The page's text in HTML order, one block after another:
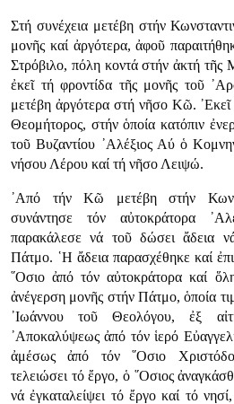
Στή συνέχεια μετέβη στήν
μονῆς καί ἀργότερα, ἀφοῦ
Στρόβιλο, πόλη κοντά στήν ἀκτή τῆς
ἐκεῖ τή φροντίδα τῆς μονῆς τοῦ
μετέβη ἀργότερα στή νῆσο Κῶ. ᾿Εκεῖ
Θεομήτορος, στήν ὁποία κατόπιν
τοῦ Βυζαντίου ᾿Αλέξιος Αύ ὁ
νήσου Λέρου καί τή νῆσο Λειψώ.
᾿Από τήν Κῶ μετέβη στήν
συνάντησε τόν αὐτοκράτορα
παρακάλεσε νά τοῦ δώσει ἄδεια
Πάτμο. ῾Η ἄδεια παρασχέθηκε καί
῞Οσιο ἀπό τόν αὐτοκράτορα καί
ἀνέγερση μονῆς στήν Πάτμο, ὁποία
᾿Ιωάννου τοῦ Θεολόγου, ἐξ
᾿Αποκαλύψεως ἀπό τόν ἱερό
ἀμέσως ἀπό τόν ῞Οσιο
τελειώσει τό ἔργο, ὁ ῞Οσιος
νά ἐγκαταλείψει τό ἔργο καί τό